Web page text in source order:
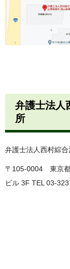
弁護士法
所
弁護士法人西村綜
〒105-0004 東京都
ビル 3F TEL 03-